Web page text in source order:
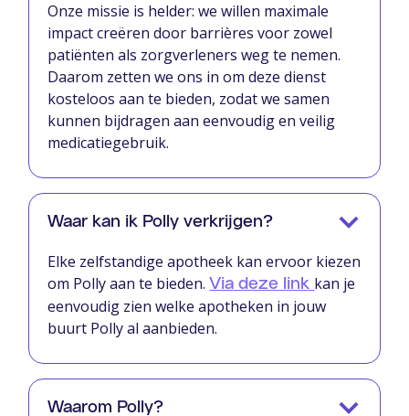
Onze missie is helder: we willen maximale
impact creëren door barrières voor zowel
patiënten als zorgverleners weg te nemen.
Daarom zetten we ons in om deze dienst
kosteloos aan te bieden, zodat we samen
kunnen bijdragen aan eenvoudig en veilig
medicatiegebruik.
Waar kan ik Polly verkrijgen?
Elke zelfstandige apotheek kan ervoor kiezen
om Polly aan te bieden.Via deze link kan je
eenvoudig zien welke apotheken in jouw
buurt Polly al aanbieden.
Waarom Polly?